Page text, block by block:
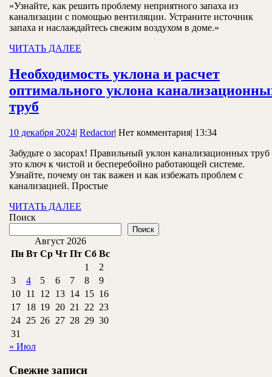
2024
«Узнайте, как решить проблему неприятного запаха из
канализации с помощью вентиляции. Устраните источник
запаха и наслаждайтесь свежим воздухом в доме.»
ЧИТАТЬ ДАЛЕЕ
Необходимость уклона и расчет
оптимального уклона
труб
и
расчет
оптимального
уклона
канализационных
труб
10 декабря 202410
2024
| RedactorRedactor
| Нет комментария| 13:34
Забудьте о засорах! Правильный уклон канализационных труб
это ключ к чистой и бесперебойно работающей системе.
Узнайте, почему он так важен и как избежать проблем с
канализацией. Простые
ЧИТАТЬ ДАЛЕЕ
Поиск
Поиск
Август 2026
Пн Вт Ср Чт Пт Сб Вс
1
2
3
4 5 6 7 8
9
10 11 12 13 14 15 16
17 18 19 20 21 22 23
24 25 26 27 28 29 30
31
« Июл
Свежие записи